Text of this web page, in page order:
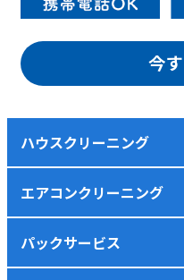
今
ハウスクリーニング
エアコンクリーニング
パックサービス